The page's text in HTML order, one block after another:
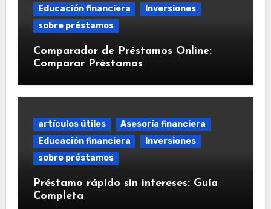
Educación financiera
Inversiones
sobre préstamos
Comparador de Préstamos Online:
Comparar Préstamos
artículos útiles
Asesoría financiera
Educación financiera
Inversiones
sobre préstamos
Préstamo rápido sin intereses: Guía
Completa